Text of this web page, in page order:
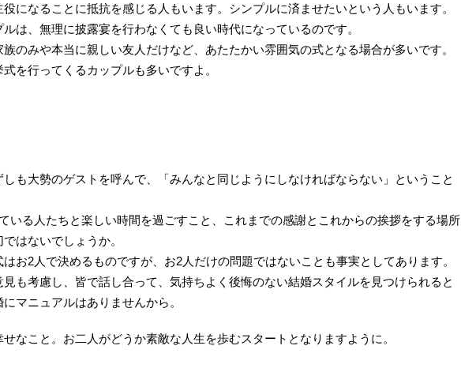
になることに抵抗を感じる人もいます。シンプルに済ませたいという人もいます。
は、無理に披露宴を行わなくても良い時代になっているのです。
のみや本当に親しい友人だけなど、あたたかい雰囲気の式となる場合が多いです。
を行ってくるカップルも多いですよ。
も大勢のゲストを呼んで、「みんなと同じようにしなければならない」ということ
いる人たちと楽しい時間を過ごすこと、これまでの感謝とこれからの挨拶をする場所
はないでしょうか。
お2人で決めるものですが、お2人だけの問題ではないことも事実としてあります。
も考慮し、皆で話し合って、気持ちよく後悔のない結婚スタイルを見つけられると
マニュアルはありませんから。
なこと。お二人がどうか素敵な人生を歩むスタートとなりますように。